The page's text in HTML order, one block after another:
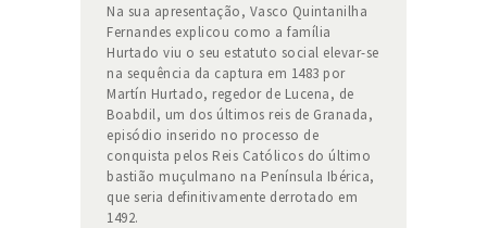
Na sua apresentação, Vasco Quintanilha
Fernandes explicou como a família
Hurtado viu o seu estatuto social elevar-se
na sequência da captura em 1483 por
Martín Hurtado, regedor de Lucena, de
Boabdil, um dos últimos reis de Granada,
episódio inserido no processo de
conquista pelos Reis Católicos do último
bastião muçulmano na Península Ibérica,
que seria definitivamente derrotado em
1492.